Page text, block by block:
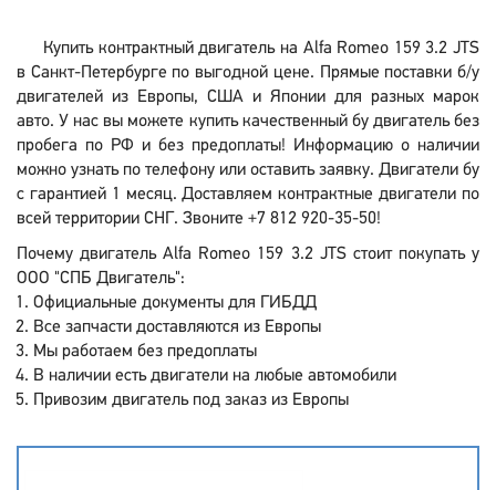
Купить контрактный двигатель на Alfa Romeo 159 3.2 JTS
в Санкт-Петербурге по выгодной цене. Прямые поставки б/у
двигателей из Европы, США и Японии для разных марок
авто. У нас вы можете купить качественный бу двигатель без
пробега по РФ и без предоплаты! Информацию о наличии
можно узнать по телефону или оставить заявку. Двигатели бу
с гарантией 1 месяц. Доставляем контрактные двигатели по
всей территории СНГ. Звоните +7 812 920-35-50!
Почему двигатель Alfa Romeo 159 3.2 JTS стоит покупать у
ООО "СПБ Двигатель":
Официальные документы для ГИБДД
Все запчасти доставляются из Европы
Мы работаем без предоплаты
В наличии есть двигатели на любые автомобили
Привозим двигатель под заказ из Европы